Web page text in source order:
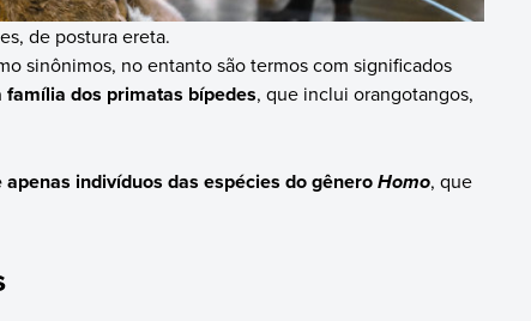
de postura ereta.
sinônimos, no entanto são termos com significados
família dos primatas bípedes, que inclui orangotangos,
indivíduos das espécies do gênero Homo, que